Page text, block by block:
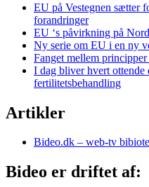
EU på Vestegnen sætter
forandringer
EU ‘s påvirkning på
Ny serie om EU i en ny
Fanget mellem
I dag bliver hvert ottende
fertilitetsbehandling
Artikler
Bideo.dk – web-tv
Bideo er driftet af: